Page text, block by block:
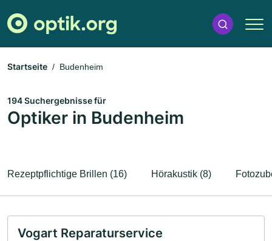
Startseite Budenheim
194 Suchergebnisse für
Optiker in Budenheim
Rezeptpflichtige Brillen (16) Hörakustik (8)
Vogart Reparaturservice